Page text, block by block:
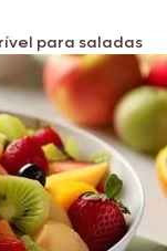
para saladas